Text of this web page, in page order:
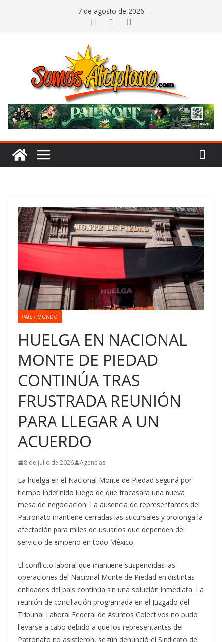
7 de agosto de 2026
PAÍS / MUNDO
HUELGA EN NACIONAL
MONTE DE PIEDAD
CONTINÚA TRAS
FRUSTRADA REUNIÓN
PARA LLEGAR A UN
ACUERDO
8 de julio de 2026 Agencias
La huelga en el Nacional Monte de Piedad seguirá por
tiempo indefinido luego de que fracasara una nueva
mesa de negociación. La ausencia de representantes del
Patronato mantiene cerradas las sucursales y prolonga la
afectación para miles de usuarios que dependen del
servicio de empeño en todo México.
El conflicto laboral que mantiene suspendidas las
operaciones del Nacional Monte de Piedad en distintas
entidades del país continúa sin una solución inmediata. La
reunión de conciliación programada en el Juzgado del
Tribunal Laboral Federal de Asuntos Colectivos no pudo
llevarse a cabo debido a que los representantes del
Patronato no asistieron, según denunció el Sindicato de